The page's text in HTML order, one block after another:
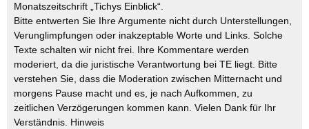
Monatszeitschrift „Tichys Einblick“.
Bitte entwerten Sie Ihre Argumente nicht durch Unterstellungen,
Verunglimpfungen oder inakzeptable Worte und Links. Solche
Texte schalten wir nicht frei. Ihre Kommentare werden
moderiert, da die juristische Verantwortung bei TE liegt. Bitte
verstehen Sie, dass die Moderation zwischen Mitternacht und
morgens Pause macht und es, je nach Aufkommen, zu
zeitlichen Verzögerungen kommen kann. Vielen Dank für Ihr
Verständnis. Hinweis